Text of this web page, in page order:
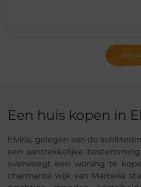
Alle
Een huis kopen in
Elviria, gelegen aan de
een aantrekkelijke
overweegt een woning te
charmante wijk van Marbella